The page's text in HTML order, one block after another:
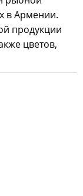
в Армении.
продукции
цветов,